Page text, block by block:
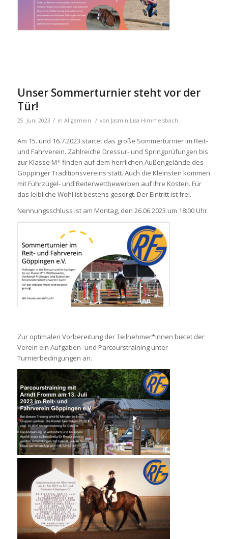
Unser Sommerturnier steht vor der
Tür!
25. Juni 2023 / in Allgemein / von Jasmin Lisa Himmelsbach
Am 15. und 16.7.2023 startet das große Sommerturnier im Reit-
und Fahrverein. Zahlreiche Dressur- und Springprüfungen bis
zur Klasse M* finden auf dem herrlichen Außengelände des
Göppinger Traditionsvereins statt. Auch die Kleinsten kommen
mit Führzügel- und Reiterwettbewerben auf Ihre Kosten. Für
das leibliche Wohl ist bestens gesorgt. Der Eintritt ist frei.
Nennungsschluss ist am Montag, den 26.06.2023 um 18:00 Uhr.
Zur optimalen Vorbereitung der Teilnehmer*innen bietet der
Verein ein Aufgaben- und Parcourstraining unter
Turnierbedingungen an.